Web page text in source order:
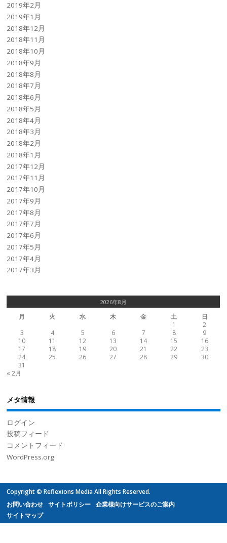
2019年2月
2019年1月
2018年12月
2018年11月
2018年10月
2018年9月
2018年8月
2018年7月
2018年6月
2018年5月
2018年4月
2018年3月
2018年2月
2018年1月
2017年12月
2017年11月
2017年10月
2017年9月
2017年8月
2017年7月
2017年6月
2017年5月
2017年4月
2017年3月
2026年8月
月 火 水 木 金 土
日
1
2
3
4 5 6 7 8
9
10
11 12 13 14 15
16
17
18 19 20 21 22
23
24
25 26 27 28 29
30
31
« 2月
メタ情報
ログイン
投稿フィード
コメントフィード
WordPress.org
Copyright © Reflexions Media All Rights Reserved.
お問い合わせ
サイトポリシー
企業様向けサービスのご案内
サイトマップ